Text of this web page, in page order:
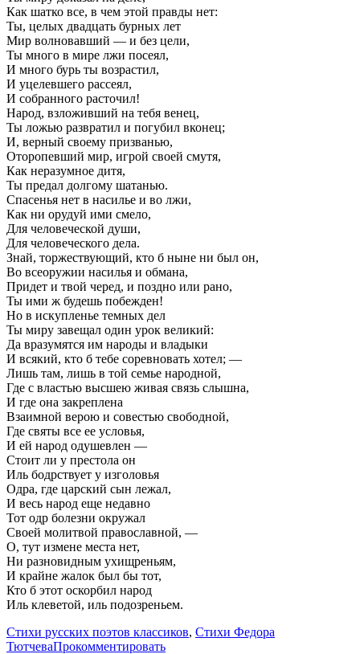
Как шатко все, в чем этой правды нет:
Ты, целых двадцать бурных лет
Мир волновавший — и без цели,
Ты много в мире лжи посеял,
И много бурь ты возрастил,
И уцелевшего рассеял,
И собранного расточил!
Народ, взложивший на тебя венец,
Ты ложью развратил и погубил вконец;
И, верный своему призванью,
Оторопевший мир, игрой своей смутя,
Как неразумное дитя,
Ты предал долгому шатанью.
Спасенья нет в насилье и во лжи,
Как ни орудуй ими смело,
Для человеческой души,
Для человеческого дела.
Знай, торжествующий, кто б ныне ни был он,
Во всеоружии насилья и обмана,
Придет и твой черед, и поздно или рано,
Ты ими ж будешь побежден!
Но в искупленье темных дел
Ты миру завещал один урок великий:
Да вразумятся им народы и владыки
И всякий, кто б тебе соревновать хотел; —
Лишь там, лишь в той семье народной,
Где с властью высшею живая связь слышна,
И где она закреплена
Взаимной верою и совестью свободной,
Где святы все ее условья,
И ей народ одушевлен —
Стоит ли у престола он
Иль бодрствует у изголовья
Одра, где царский сын лежал,
И весь народ еще недавно
Тот одр болезни окружал
Своей молитвой православной, —
О, тут измене места нет,
Ни разновидным ухищреньям,
И крайне жалок был бы тот,
Кто б этот оскорбил народ
Иль клеветой, иль подозреньем.
Стихи русских поэтов классиков, Стихи Федора
ТютчеваПрокомментировать